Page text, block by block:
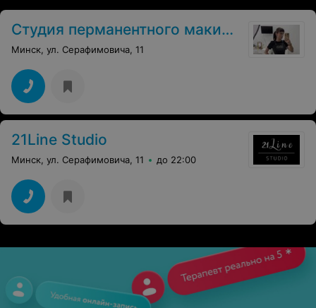
Студия перманентного макияжа
Минск, ул. Серафимовича, 11
21Line Studio
Минск, ул. Серафимовича, 11 до 22:00